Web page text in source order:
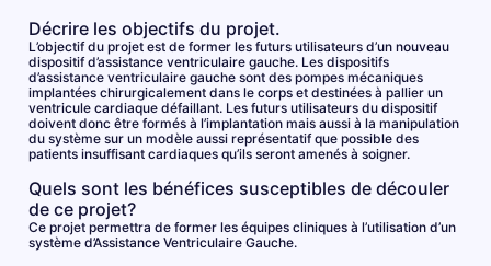
Décrire les objectifs du projet.
L’objectif du projet est de former les futurs utilisateurs d’un nouveau
dispositif d’assistance ventriculaire gauche. Les dispositifs
d’assistance ventriculaire gauche sont des pompes mécaniques
implantées chirurgicalement dans le corps et destinées à pallier un
ventricule cardiaque défaillant. Les futurs utilisateurs du dispositif
doivent donc être formés à l’implantation mais aussi à la manipulation
du système sur un modèle aussi représentatif que possible des
patients insuffisant cardiaques qu’ils seront amenés à soigner.
Quels sont les bénéfices susceptibles de découler
de ce projet?
Ce projet permettra de former les équipes cliniques à l’utilisation d’un
système d’Assistance Ventriculaire Gauche.